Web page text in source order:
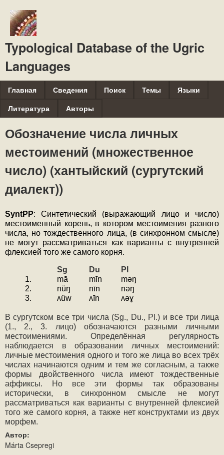
содержанию
Typological Database of the Ugric
Languages
M
a
i
n
m
e
u
Главная Сведения Поиск Темы
Языки
Литература
Авторы
Обозначение числа личных
местоимений (множественное
число) (хантыйский (сургутский
диалект))
SyntPP: Синтетический (выражающий лицо и число)
местоименный корень, в котором местоимения разного
числа, но тождественного лица, (в синхронном смысле)
не могут рассматриваться как варианты с внутренней
флексией того же самого корня.
Sg Du
Pl
1.
mā mīn
məŋ
2.
nüŋ nīn
nəŋ
3.
ʌüw ʌīn ʌəɣ
В сургутском все три числа (Sg., Du., Pl.) и все три лица
(1., 2., 3. лицо) обозначаются разными личными
местоимениями. Определённая регулярность
наблюдается в образовании личных местоимений:
личные местоимения одного и того же лица во всех трёх
числах начинаются одним и тем же согласным, а также
формы двойственного числа имеют тождественные
аффиксы. Но все эти формы так образованы
исторически, в синхронном смысле не могут
рассматриваться как варианты с внутренней флексией
того же самого корня, а также нет конструктами из двух
морфем.
Автор:
Márta Csepregi